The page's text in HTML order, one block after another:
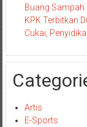
Buang Sampah
KPK Terbitkan
Cukai,
Artis
E-Sports